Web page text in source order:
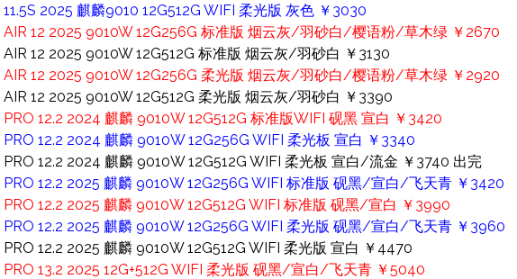
2025 麒麟9010 12G512G WIFI 柔光版 灰色 ￥3030
AIR 12 2025 9010W 12G256G 标准版 烟云灰/羽砂白/樱语粉/草木绿 ￥2670
12 2025 9010W 12G512G 标准版 烟云灰/羽砂白 ￥3130
AIR 12 2025 9010W 12G256G 柔光版 烟云灰/羽砂白/樱语粉/草木绿 ￥2920
12 2025 9010W 12G512G 柔光版 烟云灰/羽砂白 ￥3390
12.2 2024 麒麟 9010W 12G512G 标准版WIFI 砚黑 宣白 ￥3420
12.2 2024 麒麟 9010W 12G256G WIFI 柔光板 宣白 ￥3340
12.2 2024 麒麟 9010W 12G512G WIFI 柔光板 宣白/流金 ￥3740 出完
PRO 12.2 2025 麒麟 9010W 12G256G WIFI 标准版 砚黑/宣白/飞天青 ￥3420
12.2 2025 麒麟 9010W 12G512G WIFI 标准版 砚黑/宣白 ￥3990
PRO 12.2 2025 麒麟 9010W 12G256G WIFI 柔光版 砚黑/宣白/飞天青 ￥3960
12.2 2025 麒麟 9010W 12G512G WIFI 柔光版 宣白 ￥4470
13.2 2025 12G+512G WIFI 柔光版 砚黑/宣白/飞天青 ￥5040